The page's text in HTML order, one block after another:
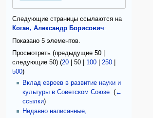
Следующие страницы ссылаются на
Коган, Александр Борисович:
Показано 5 элементов.
Просмотреть (предыдущие 50
следующие 50) (20 |50 100 |250
500)
Вклад евреев в развитие науки и
культуры в Советском Союзе‎ (←
ссылки)
Недавно написанные,